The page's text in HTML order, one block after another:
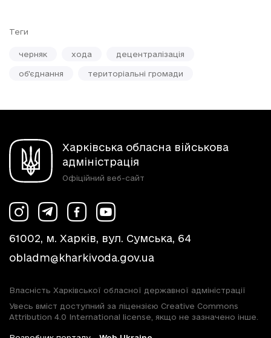
Теги
черняк хода децентралізація
об'єднання територіальні громади
Харківська обласна військова
адміністрація
Офіційний веб-сайт
61002, м. Харків, вул. Сумська, 64
obladm@kharkivoda.gov.ua
Власність Харківської обласної державної адміністрації
Увесь вміст доступний за ліцензією Creative Commons
Attribution 4.0 International license, якщо не зазначено інше.